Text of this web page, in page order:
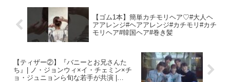
【ゴム1本】簡単カチモリヘア♡#大人ヘ
アアレンジ#ヘアアレンジ#カチモリ#カチ
モリヘア#韓国ヘア#巻き髪
【ティザー②】『バニーとお兄さんた
ち』| ノ・ジョンウィ×イ・チェミン×チ
ョ・ジュニョンら旬な若手が共演 |